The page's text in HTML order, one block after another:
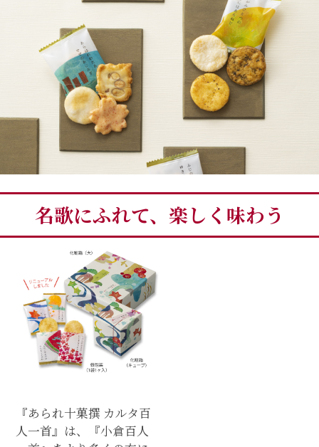
名歌にふれて、楽しく味わう
『あられ十菓撰 カルタ百
人一首』は、『小倉百人